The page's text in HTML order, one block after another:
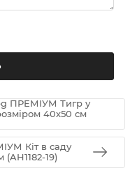
ПРЕМІУМ Тигр у
40х50 см
Кіт в саду
19)